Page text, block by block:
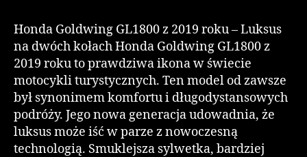
Honda Goldwing GL1800 z 2019 roku – Luksus
na dwóch kołach Honda Goldwing GL1800 z
2019 roku to prawdziwa ikona w świecie
motocykli turystycznych. Ten model od zawsze
był synonimem komfortu i długodystansowych
podróży. Jego nowa generacja udowadnia, że
luksus może iść w parze z nowoczesną
technologią. Smuklejsza sylwetka, bardziej